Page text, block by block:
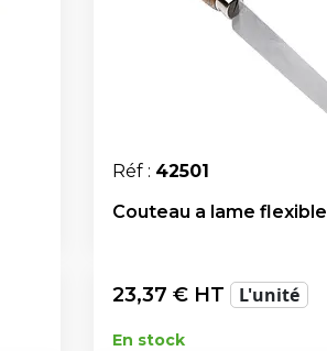
Réf : 42501
Couteau a lame flexible
23,37 € HT L'unité
En stock